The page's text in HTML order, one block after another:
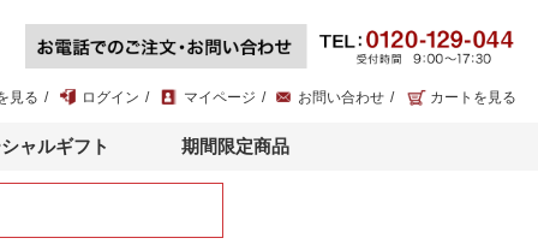
見る ログイン マイページ お問い合わせ カートを見る
ャルギフト 期間限定商品